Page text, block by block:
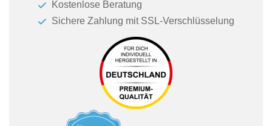
Kostenlose Beratung
Sichere Zahlung mit SSL-Verschlüsselung